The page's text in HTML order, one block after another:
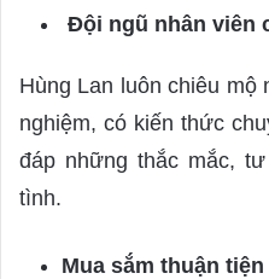
Đội ngũ nhân viên
Hùng Lan luôn chiêu mộ
nghiệm, có kiến thức
đáp những thắc mắc,
tình.
Mua sắm thuận tiện